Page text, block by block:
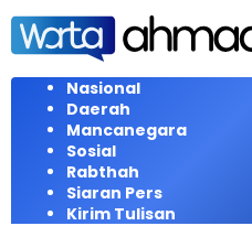
Langsung
konten
Nasional
Daerah
Mancanegara
Sosial
Rabthah
Siaran Pers
Kirim Tulisan